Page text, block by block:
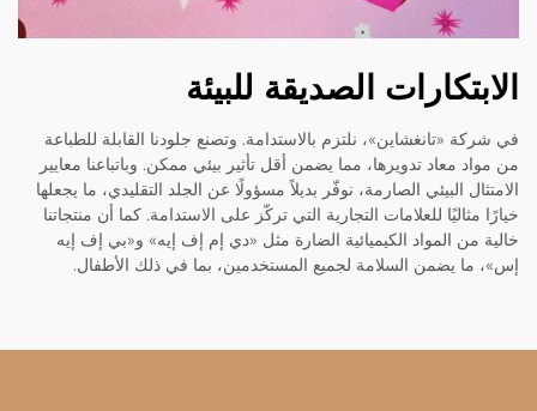
الابتكارات الصديقة للبيئة
في شركة «تانغشاين»، نلتزم بالاستدامة. وتصنع جلودنا القابلة للطباعة
من مواد معاد تدويرها، مما يضمن أقل تأثير بيئي ممكن. وباتباعنا معايير
الامتثال البيئي الصارمة، نوفّر بديلاً مسؤولًا عن الجلد التقليدي، ما يجعلها
خيارًا مثاليًا للعلامات التجارية التي تركّز على الاستدامة. كما أن منتجاتنا
خالية من المواد الكيميائية الضارة مثل «دي إم إف إيه» و«بي إف إيه
إس»، ما يضمن السلامة لجميع المستخدمين، بما في ذلك الأطفال.